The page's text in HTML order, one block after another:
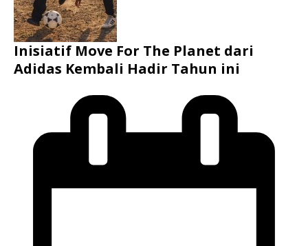
Inisiatif Move For The Planet dari
Adidas Kembali Hadir Tahun ini